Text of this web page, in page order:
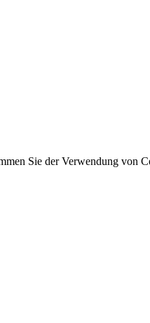
Sie der Verwendung von